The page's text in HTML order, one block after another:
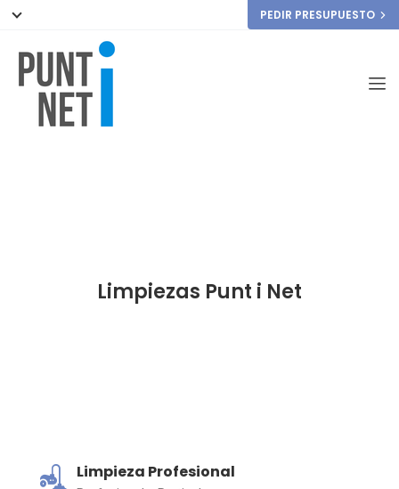
PEDIR PRESUPUESTO
Limpiezas Punt i Net
& Mantenimiento
Limpieza Profesional